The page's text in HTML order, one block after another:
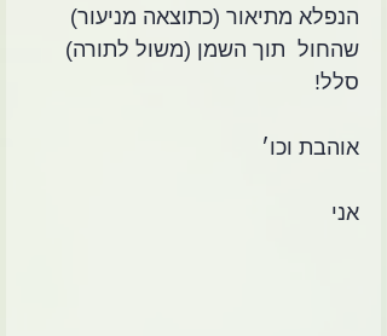
הנפלא מתיאור (כתוצאה מניעור)
שהחול  תוך השמן (משול לתורה)
סלל!
אוהבת וכו׳
אני